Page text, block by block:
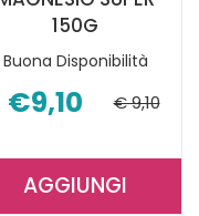
150G
Buona Disponibilità
€9,10 € 9,10
AGGIUNGIAGGIUNGI